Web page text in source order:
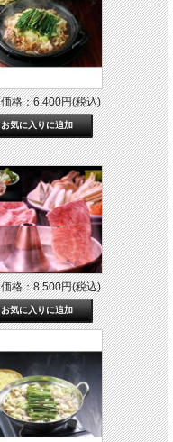
価格：6,400円(税込)
価格：8,500円(税込)